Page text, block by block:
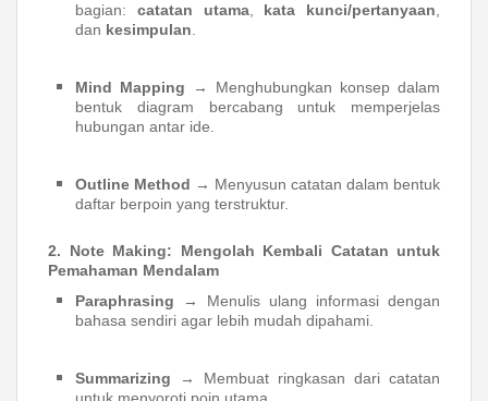
bagian: catatan utama, kata kunci/pertanyaan
dan kesimpulan
Mind Mapping → Menghubungkan konsep dalam
bentuk diagram bercabang untuk memperjelas
hubungan antar ide.
Outline Method → Menyusun catatan dalam bentuk
daftar berpoin yang terstruktur.
2. Note Making: Mengolah Kembali Catatan untuk
Pemahaman Mendalam
Paraphrasing → Menulis ulang informasi dengan
bahasa sendiri agar lebih mudah dipahami.
Summarizing → Membuat ringkasan dari catatan